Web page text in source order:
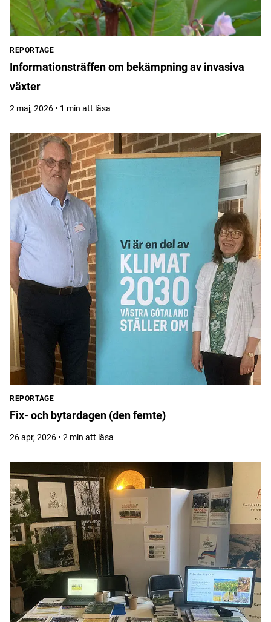
REPORTAGE
Informationsträffen om bekämpning av invasiva
växter
2 maj, 2026 • 1 min att läsa
REPORTAGE
Fix- och bytardagen (den femte)
26 apr, 2026 • 2 min att läsa